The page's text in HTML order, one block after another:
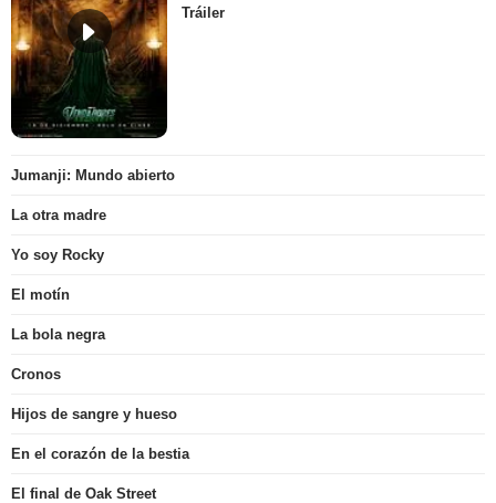
Tráiler
Jumanji: Mundo abierto
La otra madre
Yo soy Rocky
El motín
La bola negra
Cronos
Hijos de sangre y hueso
En el corazón de la bestia
El final de Oak Street